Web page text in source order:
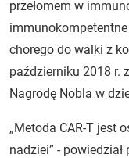
przełomem w
chorego do walki z
październiku 2018 r.
Nagrodę Nobla w
„Metoda CAR-T jest
nadziei” -